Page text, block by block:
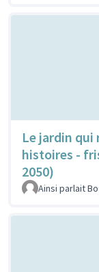
Le jardin qui
histoires -
2050)
Ainsi parlait